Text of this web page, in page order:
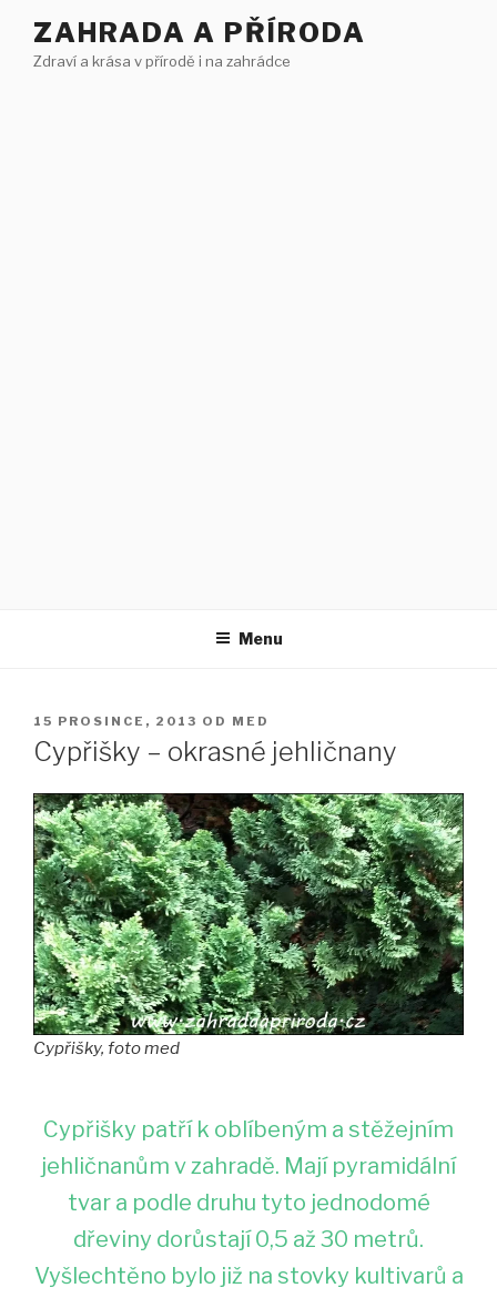
obsahu
ZAHRADA A PŘÍRODA
Zdraví a krása v přírodě i na zahrádce
Menu
PUBLIKOVÁNO
15 PROSINCE, 2013 OD MED
Cypřišky – okrasné jehličnany
Cypřišky, foto med
Cypřišky patří k oblíbeným a stěžejním
jehličnanům v zahradě. Mají pyramidální
tvar a podle druhu tyto jednodomé
dřeviny dorůstají 0,5 až 30 metrů.
Vyšlechtěno bylo již na stovky kultivarů a